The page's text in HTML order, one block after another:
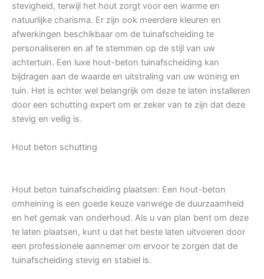
stevigheid, terwijl het hout zorgt voor een warme en
natuurlijke charisma. Er zijn ook meerdere kleuren en
afwerkingen beschikbaar om de tuinafscheiding te
personaliseren en af te stemmen op de stijl van uw
achtertuin. Een luxe hout-beton tuinafscheiding kan
bijdragen aan de waarde en uitstraling van uw woning en
tuin. Het is echter wel belangrijk om deze te laten installeren
door een schutting expert om er zeker van te zijn dat deze
stevig en veilig is.
Hout beton schutting
Hout beton tuinafscheiding plaatsen: Een hout-beton
omheining is een goede keuze vanwege de duurzaamheid
en het gemak van onderhoud. Als u van plan bent om deze
te laten plaatsen, kunt u dat het beste laten uitvoeren door
een professionele aannemer om ervoor te zorgen dat de
tuinafscheiding stevig en stabiel is.